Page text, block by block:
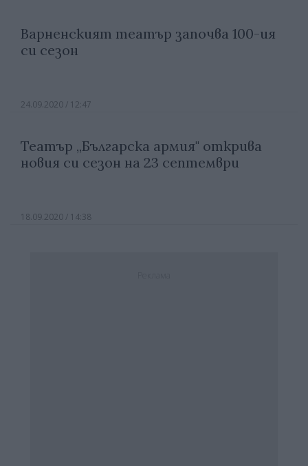
Варненският театър започва 100-ия
си сезон
24.09.2020 / 12:47
Театър „Българска армия" открива
новия си сезон на 23 септември
18.09.2020 / 14:38